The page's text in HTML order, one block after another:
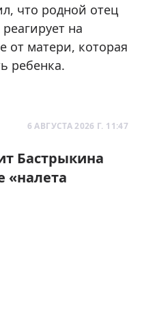
что родной отец
на
от матери, которая
ребенка.
6 АВГУСТА 2026 Г. 11:47
Бастрыкина
«налета